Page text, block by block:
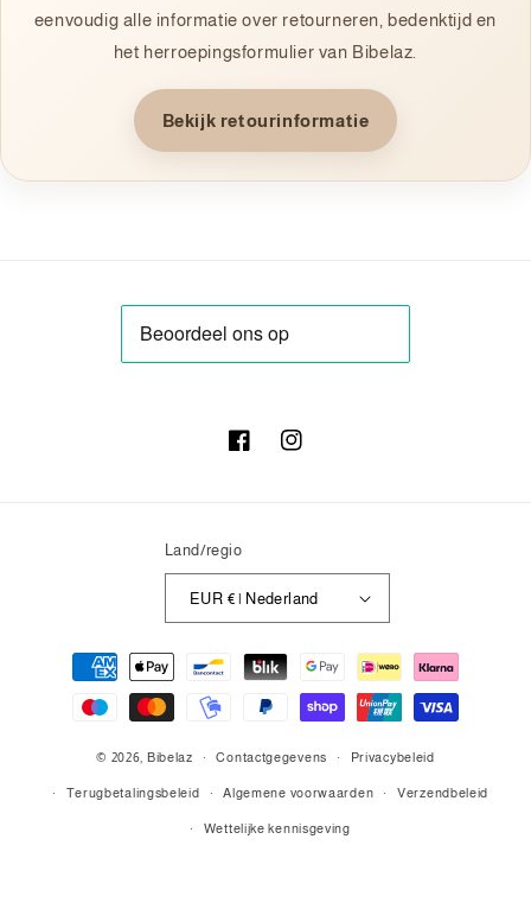
eenvoudig alle informatie over retourneren, bedenktijd en
het herroepingsformulier van Bibelaz.
Bekijk retourinformatie
FacebookInstagram
Land/regio
EUR € | Nederland
Betaalmethoden
© 2026, Bibelaz Contactgegevens Privacybeleid
Terugbetalingsbeleid Algemene voorwaarden Verzendbeleid
Wettelijke kennisgeving